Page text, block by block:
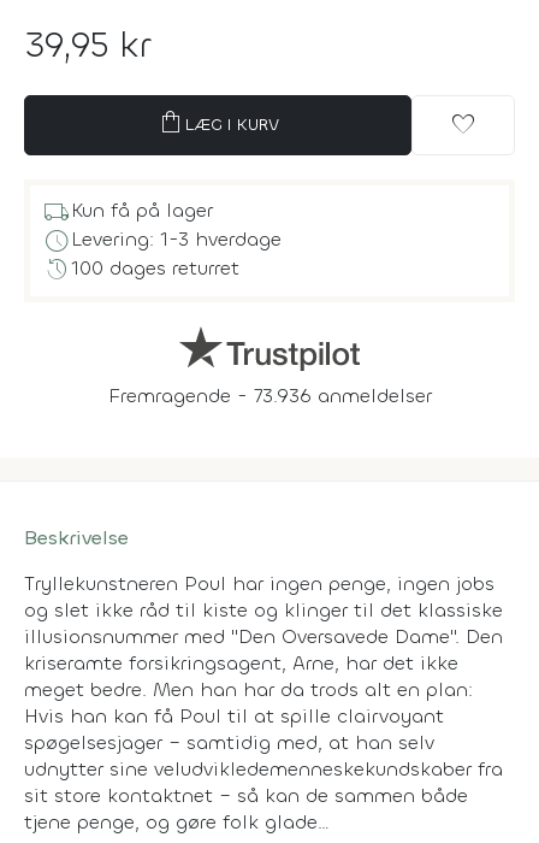
39,95 kr
shopping_bag LÆG I KURV favorite
local_shippingKun få på lager
scheduleLevering: 1-3 hverdage
history100 dages returret
Fremragende - 73.936 anmeldelser
Beskrivelse
Tryllekunstneren Poul har ingen penge, ingen jobs
og slet ikke råd til kiste og klinger til det klassiske
illusionsnummer med "Den Oversavede Dame". Den
kriseramte forsikringsagent, Arne, har det ikke
meget bedre. Men han har da trods alt en plan:
Hvis han kan få Poul til at spille clairvoyant
spøgelsesjager – samtidig med, at han selv
udnytter sine veludvikledemenneskekundskaber fra
sit store kontaktnet – så kan de sammen både
tjene penge, og gøre folk glade…